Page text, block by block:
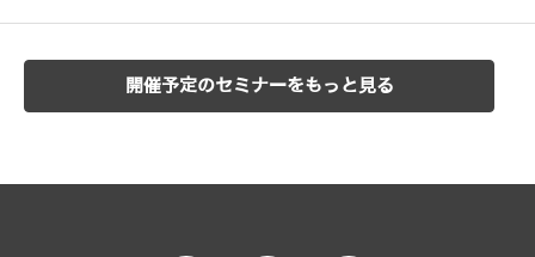
開催予定のセミナーをもっと見る